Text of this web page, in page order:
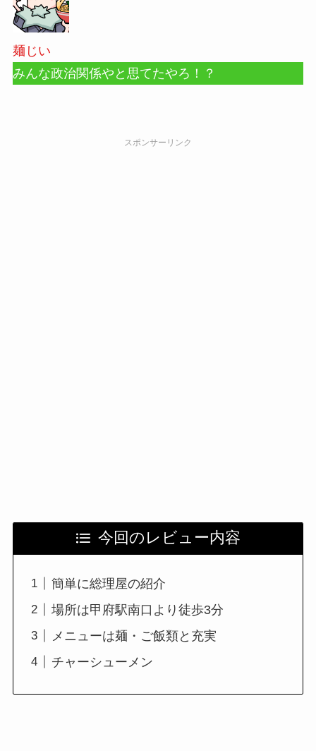
麺じい
みんな政治関係やと思てたやろ！？
スポンサーリンク
今回のレビュー内容
簡単に総理屋の紹介
場所は甲府駅南口より徒歩3分
メニューは麺・ご飯類と充実
チャーシューメン